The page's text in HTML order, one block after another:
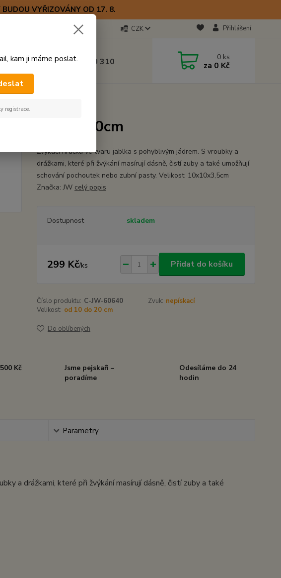
VYŘIZOVÁNY OD 17. 8.
CZK Přihlášení
(+420) 723 770 310 0 ks
za 0 Kč
jablko 10cm
Žvýkací hračka ve tvaru jablka s pohyblivým jádrem. S vroubky a
drážkami, které při žvýkání masírují dásně, čistí zuby a také umožňují
schování pochoutek nebo zubní pasty. Velikost: 10x10x3,5cm
Značka: JW celý popis
Dostupnost skladem
299 Kč/ks Přidat do košíku
Číslo produktu: C-JW-60640 Zvuk: nepískací
Velikost: od 10 do 20 cm
Do oblíbených
Kč
Jsme pejskaři –
poradíme
Odesíláme do 24
hodin
Parametry
a drážkami, které při žvýkání masírují dásně, čistí zuby a také
kam ji máme poslat.
registrace.